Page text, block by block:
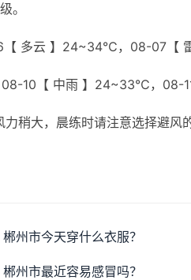
。
多云 】24~34℃，08-07【
10【 中雨 】24~33℃，08-
稍大，晨练时请注意选择避风
郴州市今天穿什么衣服？
郴州市最近容易感冒吗？